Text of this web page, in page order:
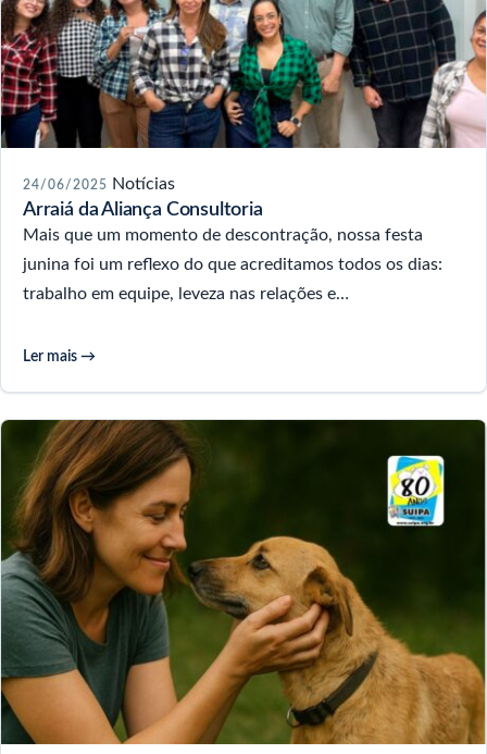
24/06/2025 Notícias
Arraiá da Aliança Consultoria
Mais que um momento de descontração, nossa festa
junina foi um reflexo do que acreditamos todos os dias:
trabalho em equipe, leveza nas relações e…
Ler mais →